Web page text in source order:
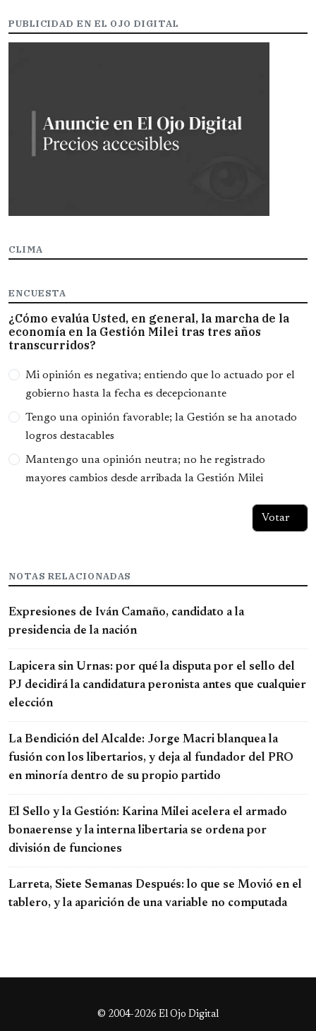
PUBLICIDAD EN EL OJO DIGITAL
CLIMA
ENCUESTA
¿Cómo evalúa Usted, en general, la marcha de la
economía en la Gestión Milei tras tres años
transcurridos?
Opciones
Mi opinión es negativa; entiendo que lo actuado por el
gobierno hasta la fecha es decepcionante
Tengo una opinión favorable; la Gestión se ha anotado
logros destacables
Mantengo una opinión neutra; no he registrado
mayores cambios desde arribada la Gestión Milei
NOTAS RELACIONADAS
Expresiones de Iván Camaño, candidato a la
presidencia de la nación
Lapicera sin Urnas: por qué la disputa por el sello del
PJ decidirá la candidatura peronista antes que cualquier
elección
La Bendición del Alcalde: Jorge Macri blanquea la
fusión con los libertarios, y deja al fundador del PRO
en minoría dentro de su propio partido
El Sello y la Gestión: Karina Milei acelera el armado
bonaerense y la interna libertaria se ordena por
división de funciones
Larreta, Siete Semanas Después: lo que se Movió en el
tablero, y la aparición de una variable no computada
© 2004-2026 El Ojo Digital